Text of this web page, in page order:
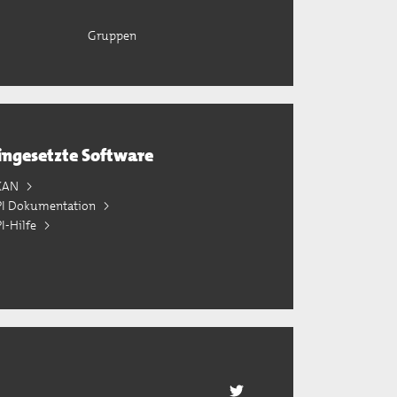
Gruppen
Software
Dokumentation
Hilfe